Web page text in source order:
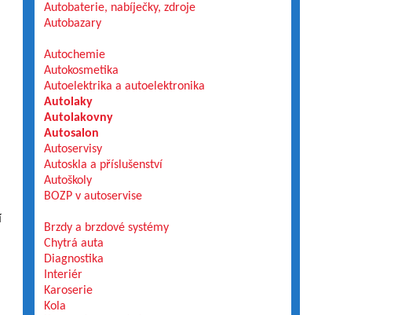
Autobaterie, nabíječky, zdroje
Autobazary
Autochemie
Autokosmetika
Autoelektrika a autoelektronika
Autolaky
Autolakovny
Autosalon
Autoservisy
Autoskla a příslušenství
Autoškoly
BOZP v autoservise
Brzdy a brzdové systémy
Chytrá auta
Diagnostika
Interiér
Karoserie
Kola